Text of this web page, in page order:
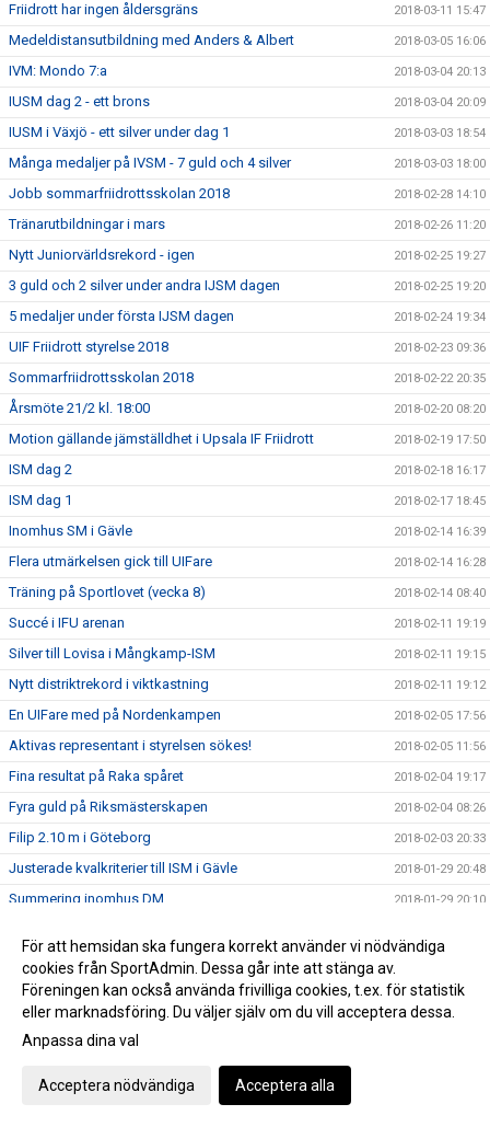
Friidrott har ingen åldersgräns 2018-03-11 15:47
Medeldistansutbildning med Anders & Albert 2018-03-05 16:06
IVM: Mondo 7:a 2018-03-04 20:13
IUSM dag 2 - ett brons 2018-03-04 20:09
IUSM i Växjö - ett silver under dag 1 2018-03-03 18:54
Många medaljer på IVSM - 7 guld och 4 silver 2018-03-03 18:00
Jobb sommarfriidrottsskolan 2018 2018-02-28 14:10
Tränarutbildningar i mars 2018-02-26 11:20
Nytt Juniorvärldsrekord - igen 2018-02-25 19:27
3 guld och 2 silver under andra IJSM dagen 2018-02-25 19:20
5 medaljer under första IJSM dagen 2018-02-24 19:34
UIF Friidrott styrelse 2018 2018-02-23 09:36
Sommarfriidrottsskolan 2018 2018-02-22 20:35
Årsmöte 21/2 kl. 18:00 2018-02-20 08:20
Motion gällande jämställdhet i Upsala IF Friidrott 2018-02-19 17:50
ISM dag 2 2018-02-18 16:17
ISM dag 1 2018-02-17 18:45
Inomhus SM i Gävle 2018-02-14 16:39
Flera utmärkelsen gick till UIFare 2018-02-14 16:28
Träning på Sportlovet (vecka 8) 2018-02-14 08:40
Succé i IFU arenan 2018-02-11 19:19
Silver till Lovisa i Mångkamp-ISM 2018-02-11 19:15
Nytt distriktrekord i viktkastning 2018-02-11 19:12
En UIFare med på Nordenkampen 2018-02-05 17:56
Aktivas representant i styrelsen sökes! 2018-02-05 11:56
Fina resultat på Raka spåret 2018-02-04 19:17
Fyra guld på Riksmästerskapen 2018-02-04 08:26
Filip 2.10 m i Göteborg 2018-02-03 20:33
Justerade kvalkriterier till ISM i Gävle 2018-01-29 20:48
Summering inomhus DM 2018-01-29 20:10
Extra höjdhoppsträning för ungdomar födda 2003-2004
Nytt distriktrekord i längd 2018-01-28 21:51
Resultat inomhus DM 2018-01-27 19:49
Nytt distriktrekord och andra framgångar
Dags för nomineringen
För att hemsidan ska fungera korrekt använder vi nödvändiga
cookies från SportAdmin. Dessa går inte att stänga av.
Föreningen kan också använda frivilliga cookies, t.ex. för statistik
eller marknadsföring. Du väljer själv om du vill acceptera dessa.
Anpassa dina val
Acceptera nödvändiga Acceptera alla